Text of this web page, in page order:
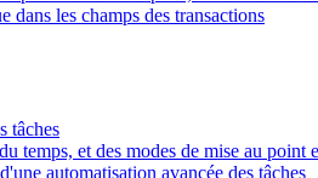
dans les champs des transactions
tâches
temps, et des modes de mise au point
automatisation avancée des tâches